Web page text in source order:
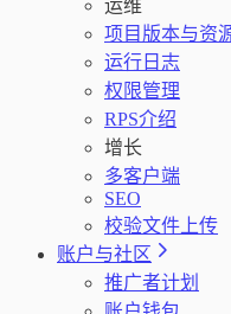
运维
项目版本与资
运行日志
权限管理
RPS介绍
增长
多客户端
SEO
校验文件上传
账户与社区
推广者计划